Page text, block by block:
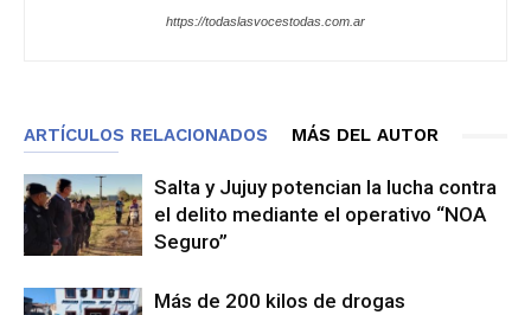
https://todaslasvocestodas.com.ar
ARTÍCULOS RELACIONADOS MÁS DEL AUTOR
Salta y Jujuy potencian la lucha contra
el delito mediante el operativo “NOA
Seguro”
Más de 200 kilos de drogas